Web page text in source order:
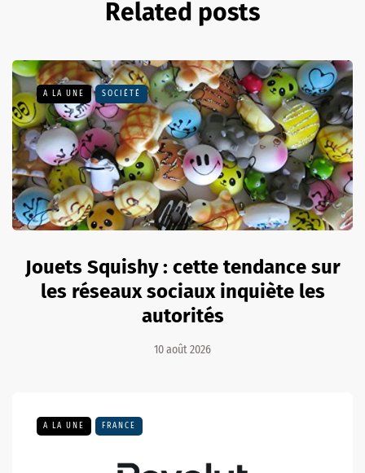
Related posts
A LA UNE SOCIÉTÉ
Jouets Squishy : cette tendance sur
les réseaux sociaux inquiète les
autorités
10 août 2026
A LA UNE FRANCE